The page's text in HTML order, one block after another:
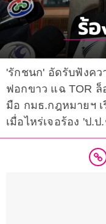
'รักชนก' อัดรับฟังคว
ฟอกขาว แฉ TOR ล็
มือ กมธ.กฎหมายฯ
เมื่อไหร่เจอร้อง 'ป.